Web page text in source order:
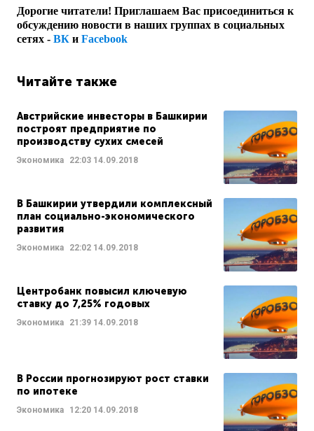
Дорогие читатели! Приглашаем Вас присоединиться к
обсуждению новости в наших группах в социальных
сетях - ВК и Facebook
Читайте также
Австрийские инвесторы в Башкирии
построят предприятие по
производству сухих смесей
Экономика 22:03 14.09.2018
В Башкирии утвердили комплексный
план социально-экономического
развития
Экономика 22:02 14.09.2018
Центробанк повысил ключевую
ставку до 7,25% годовых
Экономика 21:39 14.09.2018
В России прогнозируют рост ставки
по ипотеке
Экономика 12:20 14.09.2018